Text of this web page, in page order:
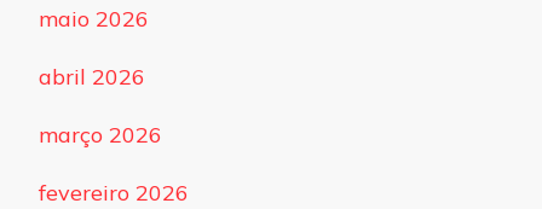
maio 2026
abril 2026
março 2026
fevereiro 2026